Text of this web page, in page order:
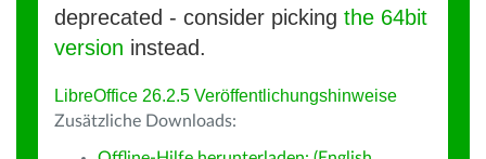
deprecated - consider picking the 64bit
version instead.
LibreOffice 26.2.5 Veröffentlichungshinweise
Zusätzliche Downloads: